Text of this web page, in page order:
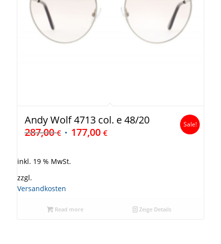
Andy Wolf 4713 col. e 48/20
287,00€ 177,00 €
Sale!
inkl. 19 % MwSt.
zzgl.
Versandkosten
Read more Zeige Details